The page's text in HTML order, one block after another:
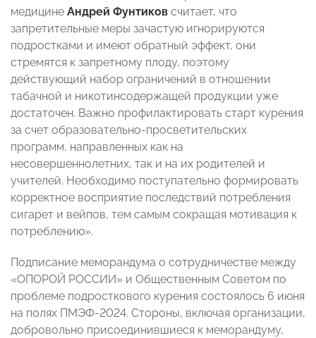
медицине Андрей Фунтиков считает, что
запретительные меры зачастую игнорируются
подростками и имеют обратный эффект, они
стремятся к запретному плоду, поэтому
действующий набор ограничений в отношении
табачной и никотинсодержащей продукции уже
достаточен. Важно профилактировать старт курения
за счет образовательно-просветительских
программ, направленных как на
несовершеннолетних, так и на их родителей и
учителей. Необходимо поступательно формировать
корректное восприятие последствий потребления
сигарет и вейпов, тем самым сокращая мотивация к
потреблению».
Подписание меморандума о сотрудничестве между
«ОПОРОЙ РОССИИ» и Общественным Советом по
проблеме подросткового курения состоялось 6 июня
на полях ПМЭФ-2024. Стороны, включая организации,
добровольно присоединившиеся к меморандуму,